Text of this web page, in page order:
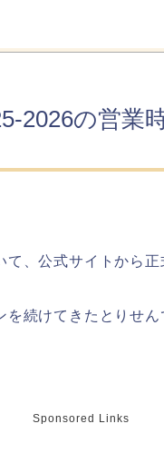
2026の営業
、公式サイトから正
続けてきたとりせ
Sponsored Links